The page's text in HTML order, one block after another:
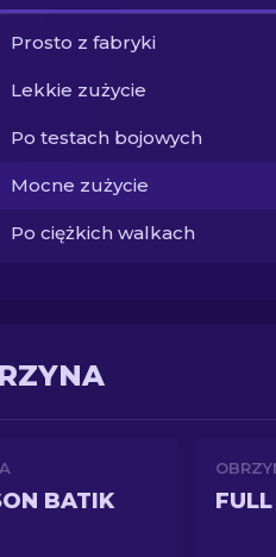
Prosto z fabryki
Lekkie zużycie
Po testach bojowych
Mocne zużycie
Po ciężkich walkach
BATIK